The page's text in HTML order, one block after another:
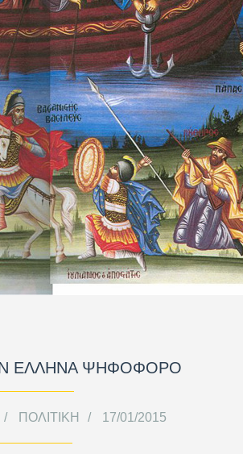
ΕΛΛΗΝΑ ΨΗΦΟΦΟΡΟ
ΠΟΛΙΤΙΚΉ 17/01/2015